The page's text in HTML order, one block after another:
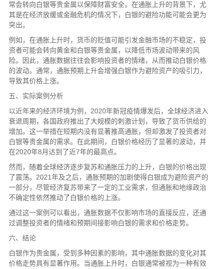
常会转向白银等贵金属以保障财富安全。在通胀上升的背景下，尤
其是在经济放缓或金融危机的情况下，白银的避险功能可能会更为
突出。
例如，在通胀上升时，货币的贬值可能引发金融市场的不稳定，投
资者可能会转向黄金和白银等贵金属，以降低市场波动带来的风
险。因此，通胀数据往往会影响投资者的情绪，从而推动白银价格
的波动。通常，通胀预期上升会增强白银作为避险资产的吸引力，
导致其价格上涨。
五、实际案例分析
以近年来的经济环境为例，2020年新冠疫情爆发后，全球经济进入
衰退周期，各国政府推出了大规模的刺激计划，导致了货币供给的
增加。这一举措在短期内没有显著推高通胀，但却激发了投资者对
白银等贵金属的需求。在此期间，白银价格经历了显著的波动，并
在2020年8月达到了近7年的最高点。
然而，随着全球经济逐步复苏和通胀压力的上升，白银的价格出现
了震荡。2021年及之后，通胀预期的加剧使得白银成为避险资产的
一部分，尽管经济复苏带来了一定的工业需求，但通胀和地缘政治
不确定性依然推动了白银价格的上涨。
通过这一案例可以看出，通胀数据不仅影响市场的直接反应，还通
过调整投资者的情绪和预期间接影响白银的需求和价格走势。
六、结论
白银作为贵金属，受到多种因素的影响，其中通胀数据的变化对其
价格走势具有显著作用。当通胀上升时，白银通常被视为一种有效